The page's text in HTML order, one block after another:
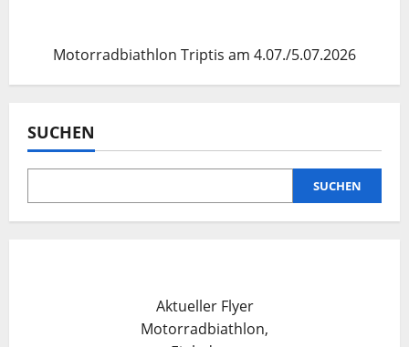
Motorradbiathlon Triptis am 4.07./5.07.2026
SUCHEN
SUCHEN
Aktueller Flyer
Motorradbiathlon,